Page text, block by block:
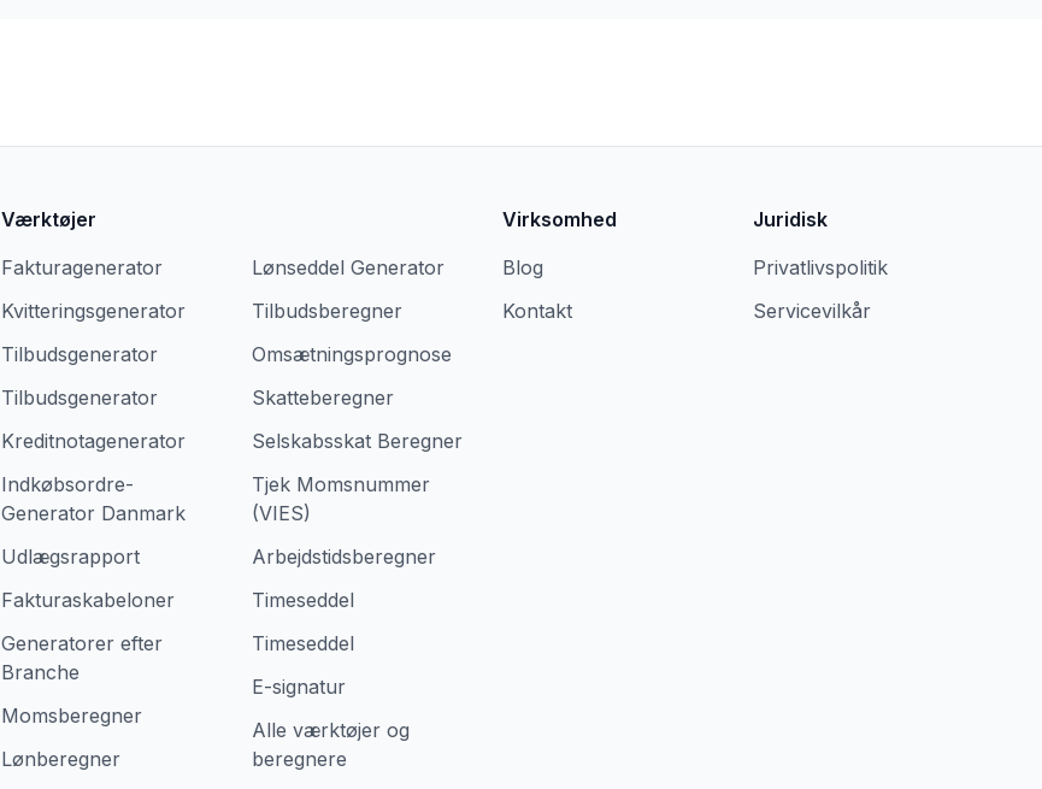
Værktøjer
Fakturagenerator
Kvitteringsgenerator
Tilbudsgenerator
Tilbudsgenerator
Kreditnotagenerator
Indkøbsordre-
Generator Danmark
Udlægsrapport
Fakturaskabeloner
Generatorer efter
Branche
Momsberegner
Lønberegner
Lønseddel Generator
Tilbudsberegner
Omsætningsprognose
Skatteberegner
Selskabsskat Beregner
Tjek Momsnummer
(VIES)
Arbejdstidsberegner
Timeseddel
Timeseddel
E-signatur
Alle værktøjer og
beregnere
Virksomhed
Blog
Kontakt
Juridisk
Privatlivspolitik
Servicevilkår